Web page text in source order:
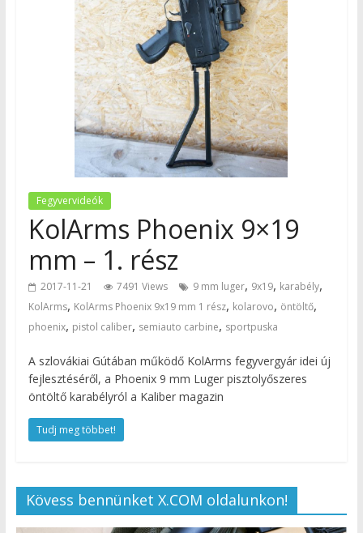
Fegyvervideók
KolArms Phoenix 9×19
mm – 1. rész
2017-11-21 7491 Views 9 mm luger, 9x19, karabély,
KolArms, KolArms Phoenix 9x19 mm 1 rész, kolarovo, öntöltő,
phoenix, pistol caliber, semiauto carbine, sportpuska
A szlovákiai Gútában működő KolArms fegyvergyár idei új
fejlesztéséről, a Phoenix 9 mm Luger pisztolyőszeres
öntöltő karabélyról a Kaliber magazin
Tudj meg többet!
Kövess bennünket X.COM oldalunkon!